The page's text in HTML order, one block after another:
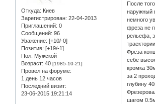
Откуда: Киев
Зарегистрирован: 22-04-2013
Приглашений: 0
Сообщений: 96
Уважение: [+10/-0]
Позитив: [+19/-1]
Пол: Мужской
Возраст: 40 [1985-10-21]
Провел на форуме:
1 день 12 часов
Последний визит:
23-06-2015 19:21:14
После
наружный
немного
фреза не
рельефа,
Фреза
себе
кромка
за 2
глубину
шагом